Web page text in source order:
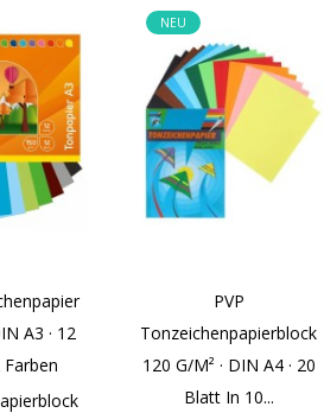
A3 · 12
PVP
Tonzeichenpapierblock
120 G/m² · DIN A4 · 20
Blatt In 10...
NEU